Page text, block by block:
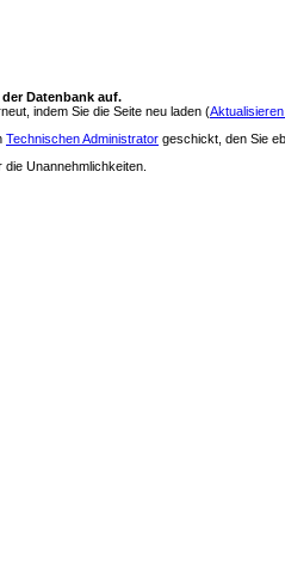
Datenbank auf.
indem Sie die Seite neu laden (
Technischen Administrator geschickt, den Sie
Unannehmlichkeiten.